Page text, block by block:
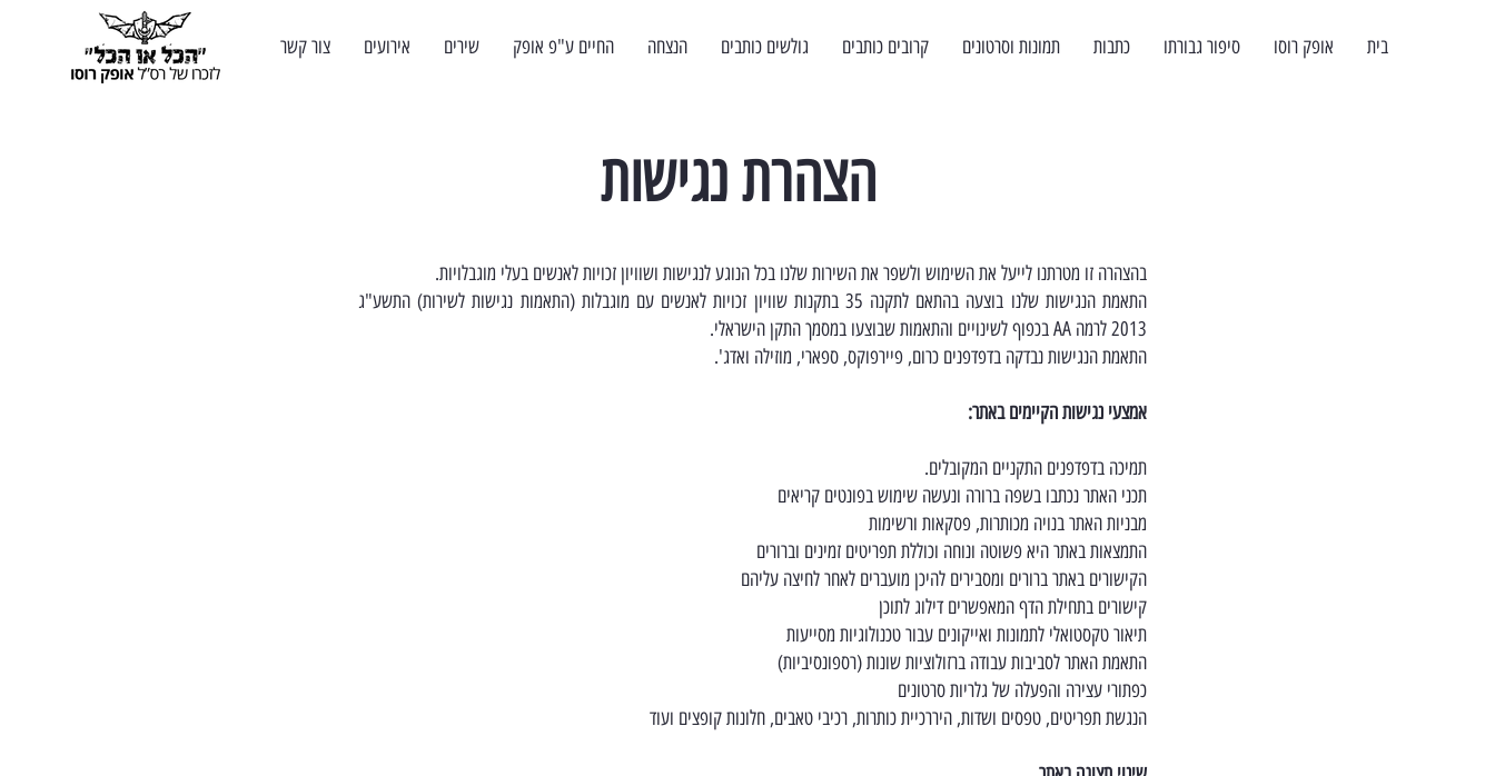
בית אופק רוסו סיפור גבורתו כתבות תמונות וסרטונים קרובים כותבים גולשים כותבים הנצחה החיים ע"פ אופק שירים אירועים צור קשר
הצהרת נגישות
בהצהרה זו מטרתנו לייעל את השימוש ולשפר את השירות שלנו בכל הנוגע לנגישות ושוויון זכויות לאנשים בעלי מוגבלויות.
התאמת הנגישות שלנו בוצעה בהתאם לתקנה 35 בתקנות שוויון זכויות לאנשים עם מוגבלות (התאמות נגישות לשירות) התשע"ג
2013 לרמה AA בכפוף לשינויים והתאמות שבוצעו במסמך התקן הישראלי.
התאמת הנגישות נבדקה בדפדפנים כרום, פיירפוקס, ספארי, מוזילה ואדג'.
אמצעי נגישות הקיימים באתר:
תמיכה בדפדפנים התקניים המקובלים.
תכני האתר נכתבו בשפה ברורה ונעשה שימוש בפונטים קריאים
מבניות האתר בנויה מכותרות, פסקאות ורשימות
התמצאות באתר היא פשוטה ונוחה וכוללת תפריטים זמינים וברורים
הקישורים באתר ברורים ומסבירים להיכן מועברים לאחר לחיצה עליהם
קישורים בתחילת הדף המאפשרים דילוג לתוכן
תיאור טקסטואלי לתמונות ואייקונים עבור טכנולוגיות מסייעות
התאמת האתר לסביבות עבודה ברזולוציות שונות (רספונסיביות)
כפתורי עצירה והפעלה של גלריות סרטונים
הנגשת תפריטים, טפסים ושדות, היררכיית כותרות, רכיבי טאבים, חלונות קופצים ועוד